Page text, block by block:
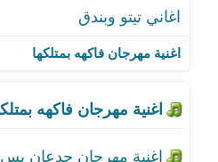
اغنية مهرجان فاكهه بمتلكها
اغنية مهرجان جدعان
اغنية بحبك يا امي